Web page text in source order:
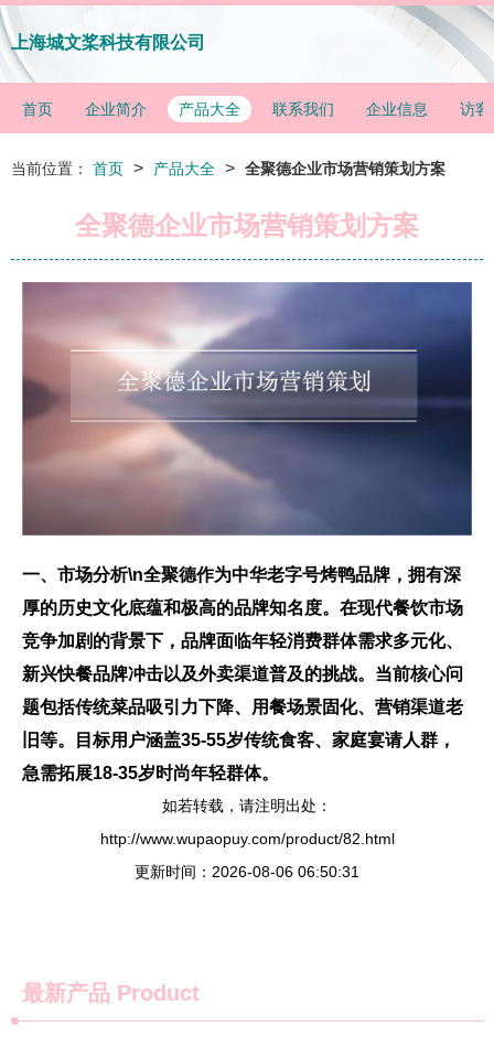
上海城文桨科技有限公司
首页 企业简介 产品大全 联系我们 企业信息 访客
当前位置： 首页 > 产品大全 > 全聚德企业市场营销策划方案
全聚德企业市场营销策划方案
一、市场分析\n全聚德作为中华老字号烤鸭品牌，拥有深
厚的历史文化底蕴和极高的品牌知名度。在现代餐饮市场
竞争加剧的背景下，品牌面临年轻消费群体需求多元化、
新兴快餐品牌冲击以及外卖渠道普及的挑战。当前核心问
题包括传统菜品吸引力下降、用餐场景固化、营销渠道老
旧等。目标用户涵盖35-55岁传统食客、家庭宴请人群，
急需拓展18-35岁时尚年轻群体。
如若转载，请注明出处：
http://www.wupaopuy.com/product/82.html
更新时间：2026-08-06 06:50:31
最新产品 Product